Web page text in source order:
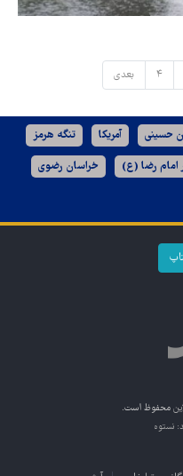
۴ بعدی
حسینی آمریکا تنگه هرمز
امام رضا (ع) خراسان رضوی
محفوظ است.
نستوه